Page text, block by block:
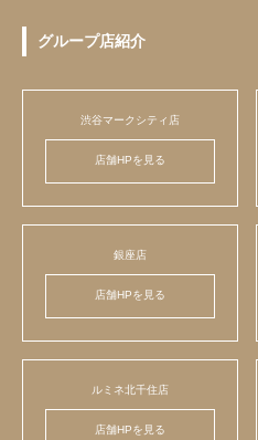
グループ店紹介
渋谷マークシティ店
店舗HPを見る
銀座店
店舗HPを見る
ルミネ北千住店
店舗HPを見る